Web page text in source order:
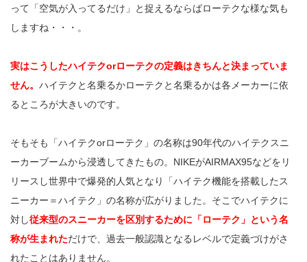
って「空気が入ってるだけ」と捉えるならばローテクな様な気も
しますね・・・。
実はこうしたハイテクorローテクの定義はきちんと決まっていま
せん。 ハイテクと名乗るかローテクと名乗るかは各メーカーに依
るところが大きいのです。
そもそも「ハイテクorローテク」の名称は90年代のハイテクスニ
ーカーブームから浸透してきたもの。NIKEがAIRMAX95などをリ
リースし世界中で爆発的人気となり「ハイテク機能を搭載したス
ニーカー＝ハイテク」の名称が広がりました。そこでハイテクに
対し従来型のスニーカーを区別するために「ローテク」という名
称が生まれただけで、過去一般認識となるレベルで定義づけがさ
れたことはありません。